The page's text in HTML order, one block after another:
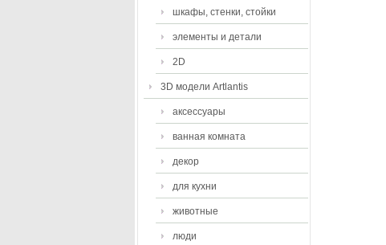
шкафы, стенки, стойки
элементы и детали
2D
3D модели Artlantis
аксессуары
ванная комната
декор
для кухни
животные
люди